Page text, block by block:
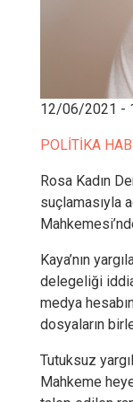
12/06/2021 -
POLİTİKA
Rosa Kadın
suçlamasıyla
Kaya’nın
delegeliği
medya
dosyaların
Tutuksuz
Mahkeme